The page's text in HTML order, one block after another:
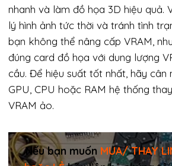
nhanh và làm đồ họa 3D hiệu quả.
lý hình ảnh tức thời và tránh tình
bạn không thể nâng cấp VRAM,
đúng card đồ họa với dung lượng
cầu. Để hiệu suất tốt nhất, hãy cân
GPU, CPU hoặc RAM hệ thống
VRAM ảo.
Nếu bạn muốn MUA/ THAY